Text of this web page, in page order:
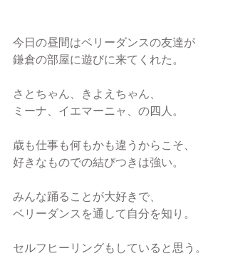
今日の昼間はベリーダンスの友達が
鎌倉の部屋に遊びに来てくれた。
さとちゃん、きよえちゃん、
ミーナ、イエマーニャ、の四人。
歳も仕事も何もかも違うからこそ、
好きなものでの結びつきは強い。
みんな踊ることが大好きで、
ベリーダンスを通して自分を知り。
セルフヒーリングもしていると思う。